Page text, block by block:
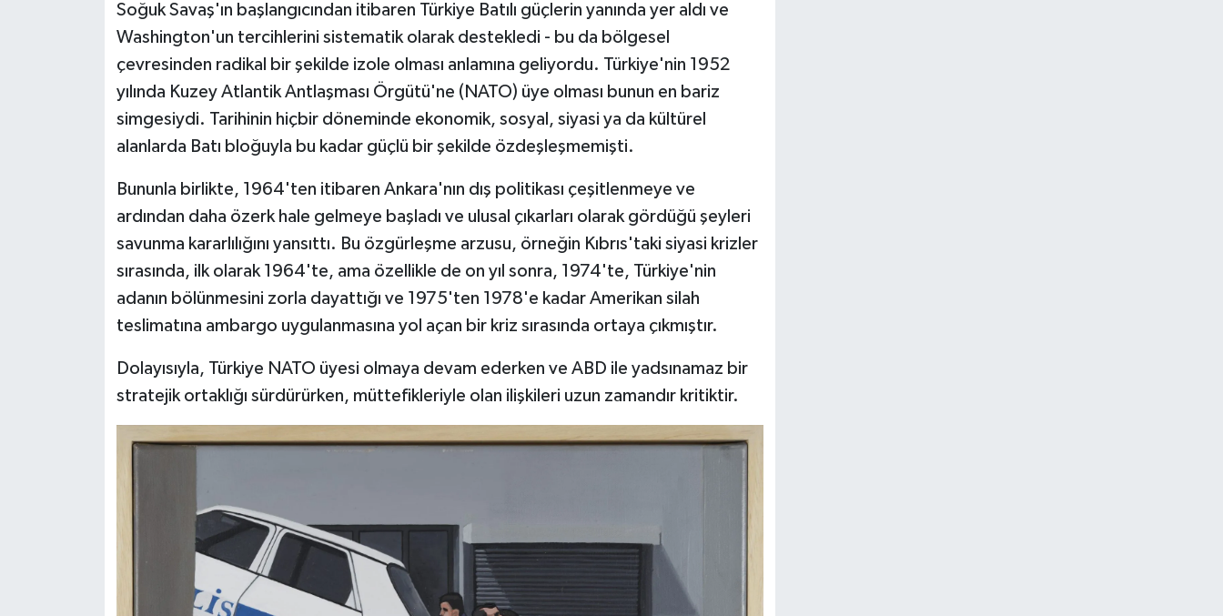
Soğuk Savaş'ın başlangıcından itibaren Türkiye Batılı güçlerin yanında yer aldı ve
Washington'un tercihlerini sistematik olarak destekledi - bu da bölgesel
çevresinden radikal bir şekilde izole olması anlamına geliyordu. Türkiye'nin 1952
yılında Kuzey Atlantik Antlaşması Örgütü'ne (NATO) üye olması bunun en bariz
simgesiydi. Tarihinin hiçbir döneminde ekonomik, sosyal, siyasi ya da kültürel
alanlarda Batı bloğuyla bu kadar güçlü bir şekilde özdeşleşmemişti.
Bununla birlikte, 1964'ten itibaren Ankara'nın dış politikası çeşitlenmeye ve
ardından daha özerk hale gelmeye başladı ve ulusal çıkarları olarak gördüğü şeyleri
savunma kararlılığını yansıttı. Bu özgürleşme arzusu, örneğin Kıbrıs'taki siyasi krizler
sırasında, ilk olarak 1964'te, ama özellikle de on yıl sonra, 1974'te, Türkiye'nin
adanın bölünmesini zorla dayattığı ve 1975'ten 1978'e kadar Amerikan silah
teslimatına ambargo uygulanmasına yol açan bir kriz sırasında ortaya çıkmıştır.
Dolayısıyla, Türkiye NATO üyesi olmaya devam ederken ve ABD ile yadsınamaz bir
stratejik ortaklığı sürdürürken, müttefikleriyle olan ilişkileri uzun zamandır kritiktir.